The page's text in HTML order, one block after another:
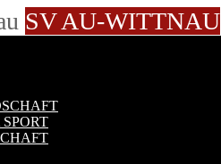
SV AU-WITTNAU